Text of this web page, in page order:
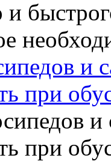
и
и
при